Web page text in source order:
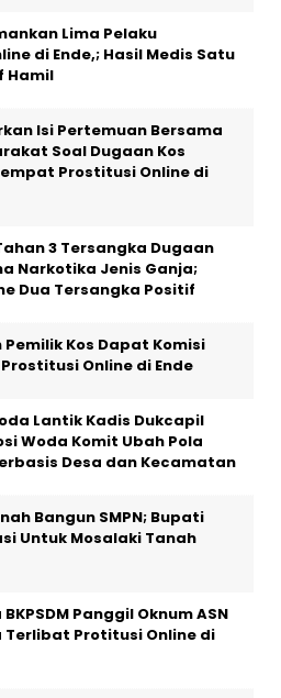
Lima Pelaku
di Ende,; Hasil Medis Satu
Hamil
Isi Pertemuan Bersama
Soal Dugaan Kos
Prostitusi Online di
3 Tersangka Dugaan
Narkotika Jenis Ganja;
Dua Tersangka Positif
Kos Dapat Komisi
Online di Ende
Lantik Kadis Dukcapil
Woda Komit Ubah Pola
Desa dan Kecamatan
Bangun SMPN; Bupati
Untuk Mosalaki Tanah
Panggil Oknum ASN
Terlibat Protitusi Online di